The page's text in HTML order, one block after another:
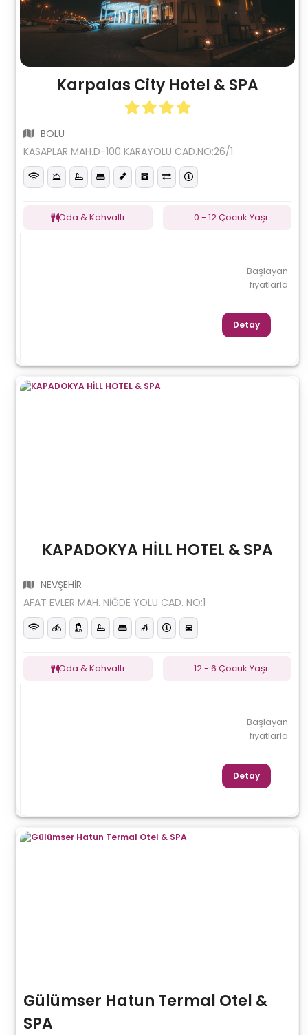
Karpalas City Hotel & SPA
BOLU
KASAPLAR MAH.D-100 KARAYOLU CAD.NO:26/1
Oda & Kahvaltı 0 - 12 Çocuk Yaşı
Başlayan
fiyatlarla
Detay
KAPADOKYA HİLL HOTEL & SPA
NEVŞEHİR
AFAT EVLER MAH. NİĞDE YOLU CAD. NO:1
Oda & Kahvaltı 12 - 6 Çocuk Yaşı
Başlayan
fiyatlarla
Detay
Gülümser Hatun Termal Otel &
SPA